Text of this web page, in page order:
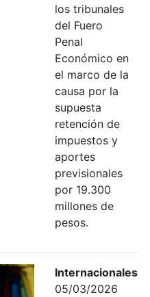
los tribunales
del Fuero
Penal
Económico en
el marco de la
causa por la
supuesta
retención de
impuestos y
aportes
previsionales
por 19.300
millones de
pesos.
Internacionales
05/03/2026